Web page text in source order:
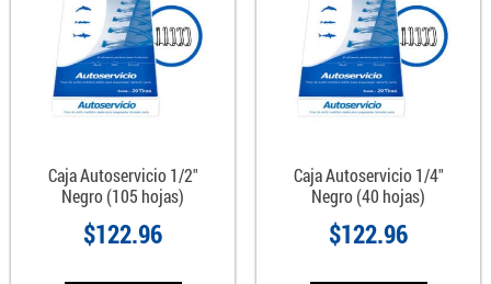
Caja Autoservicio 1/2″
Negro (105 hojas)
$122.96
Caja Autoservicio 1/4″
Negro (40 hojas)
$122.96